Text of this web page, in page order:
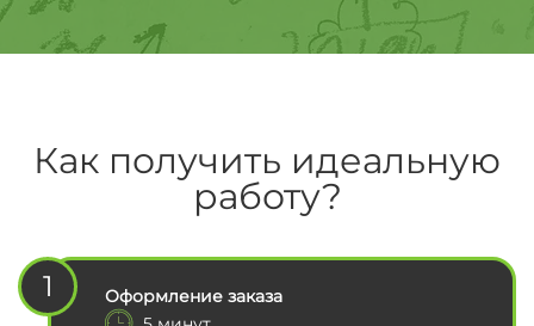
Как получить идеальную
работу?
1
Оформление заказа